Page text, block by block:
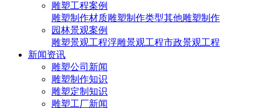
雕塑工程案例
雕塑制作材质雕塑制作类型其他雕塑制作
园林景观案例
雕塑景观工程浮雕景观工程市政景观工程
新闻资讯
雕塑公司新闻
雕塑制作知识
雕塑定制知识
雕塑工厂新闻